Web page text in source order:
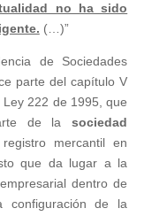
no ha sido
(…)”
de Sociedades
parte del capítulo V
222 de 1995, que
de lasociedad
mercantil en
que da lugar a la
dentro de
configuración de la